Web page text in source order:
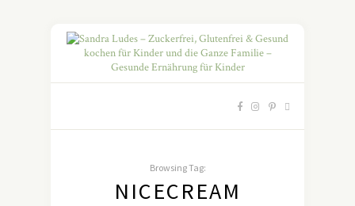
Browsing Tag:
NICECREAM